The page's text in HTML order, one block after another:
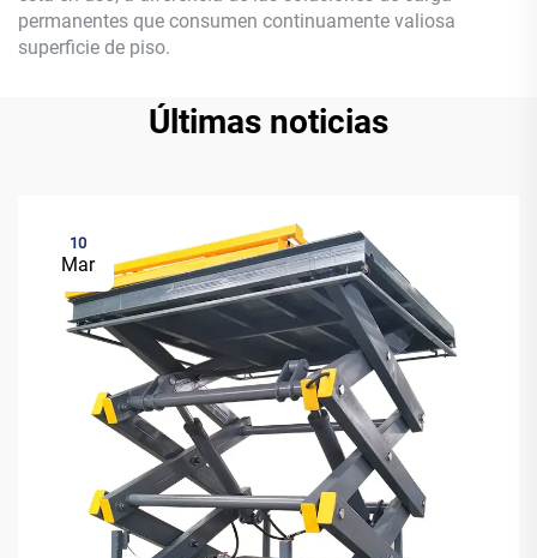
permanentes que consumen continuamente valiosa
superficie de piso.
Últimas noticias
10
Mar